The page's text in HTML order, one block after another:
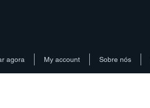
agora My account Sobre nós